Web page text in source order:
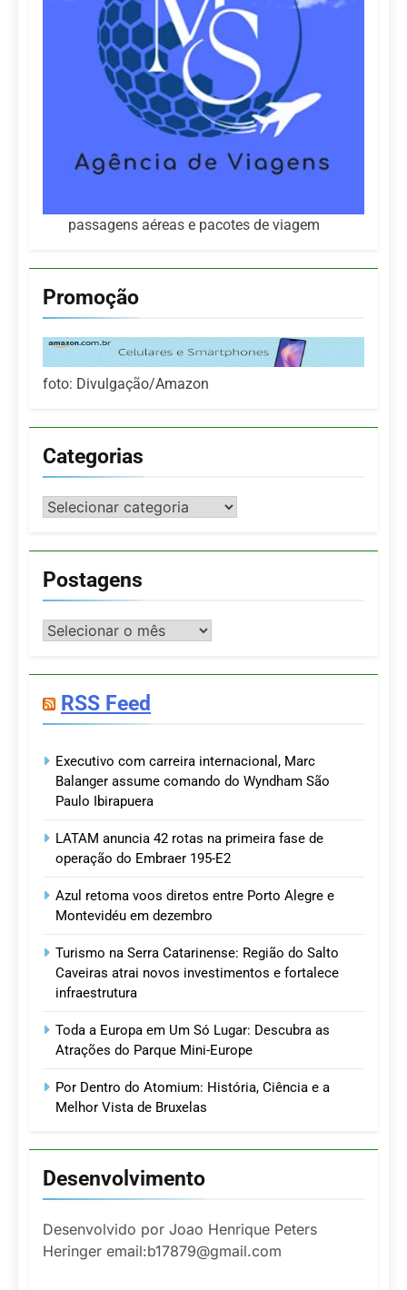
passagens aéreas e pacotes de viagem
Promoção
foto: Divulgação/Amazon
Categorias
Categorias
Postagens
Postagens
RSS Feed
Executivo com carreira internacional, Marc
Balanger assume comando do Wyndham São
Paulo Ibirapuera
LATAM anuncia 42 rotas na primeira fase de
operação do Embraer 195-E2
Azul retoma voos diretos entre Porto Alegre e
Montevidéu em dezembro
Turismo na Serra Catarinense: Região do Salto
Caveiras atrai novos investimentos e fortalece
infraestrutura
Toda a Europa em Um Só Lugar: Descubra as
Atrações do Parque Mini-Europe
Por Dentro do Atomium: História, Ciência e a
Melhor Vista de Bruxelas
Desenvolvimento
Desenvolvido por Joao Henrique Peters
Heringer email:b17879@gmail.com